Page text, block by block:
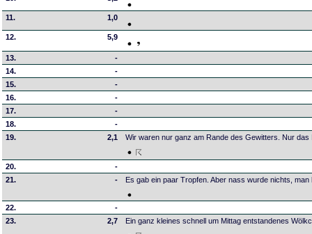
11. 1,0
12. 5,9
13.
-
14.
-
15.
-
16.
-
17.
-
18.
-
19.
2,1 Wir waren nur ganz am Rande des Gewitters. Nur
20.
-
21.
- Es gab ein paar Tropfen. Aber nass wurde nichts,
22.
-
23.
2,7 Ein ganz kleines schnell um Mittag entstandenes